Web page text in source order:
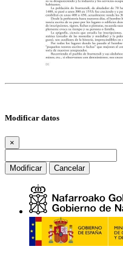
Modificar datos
×
Modificar Cancelar